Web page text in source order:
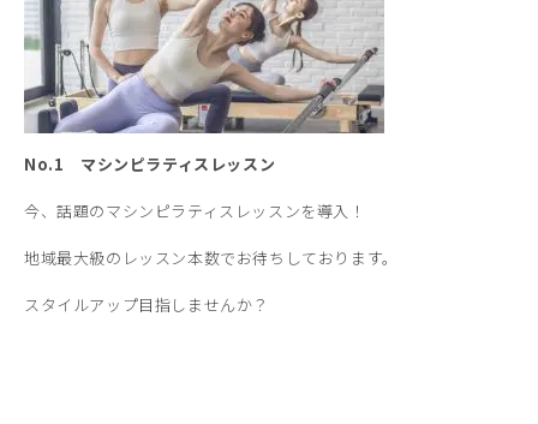
No.1 マシンピラティスレッスン
今、話題のマシンピラティスレッスンを導入！
地域最大級のレッスン本数でお待ちしております。
スタイルアップ目指しませんか？